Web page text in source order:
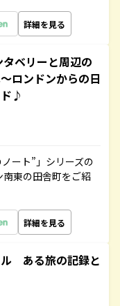
詳細を見る
ベリーと周辺の
ロンドンからの日
♪
ート”」シリーズの
東の田舎町をご紹
詳細を見る
ある旅の記録と